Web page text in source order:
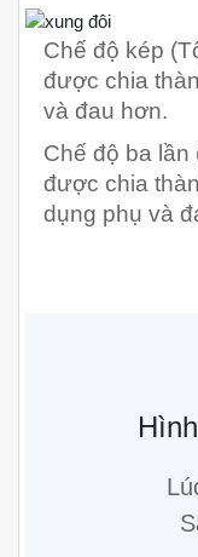
Chế độ kép
được chia
và đau hơn.
Chế độ ba lần
được chia
dụng phụ và